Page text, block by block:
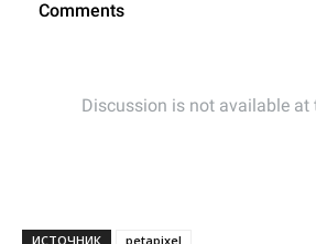
ИСТОЧНИК
petapixel